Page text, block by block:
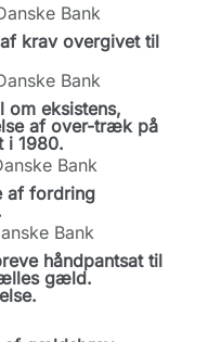
Bank
krav overgivet til
Bank
om eksistens,
af over-træk på
i 1980.
Bank
af fordring
Bank
håndpantsat til
gæld.